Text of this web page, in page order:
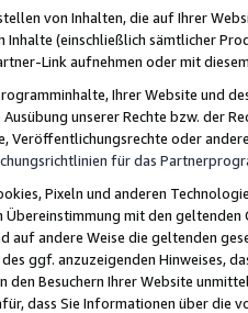
von Inhalten, die auf Ihrer
Inhalte (einschließlich sämtlicher
Link aufnehmen oder mit
Ihrer Website und
unserer Rechte bzw. der
Veröffentlichungsrechte oder
für das
Pixeln und anderen
Übereinstimmung mit den
auf andere Weise die geltenden
ggf. anzuzeigenden Hinweises,
den Besuchern Ihrer Website
dass Sie Informationen über die